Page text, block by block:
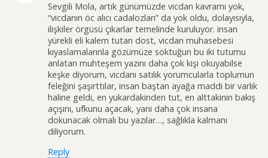
Sevgili Mola, artık günümüzde vicdan kavramı yok,
“vicdanın öc alıcı cadalozları” da yok oldu, dolayısıyla,
ilişkiler örgüsü çıkarlar temelinde kuruluyor. insan
yürekli eli kalem tutan dost, vicdan muhasebesi
kıyaslamalarınla gözümüze soktuğun bu iki tutumu
anlatan muhteşem yazını daha çok kişi okuyabilse
keşke diyorum, vicdanı satılık yorumcularla toplumun
feleğini şaşırttılar, insan baştan ayağa maddi bir varlık
haline geldi, en yukardakinden tut, en alttakinin bakış
açışını, ufkunu açacak, yani daha çok insana
dokunacak olmalı bu yazılar…, sağlıkla kalmanı
diliyorum.
Reply